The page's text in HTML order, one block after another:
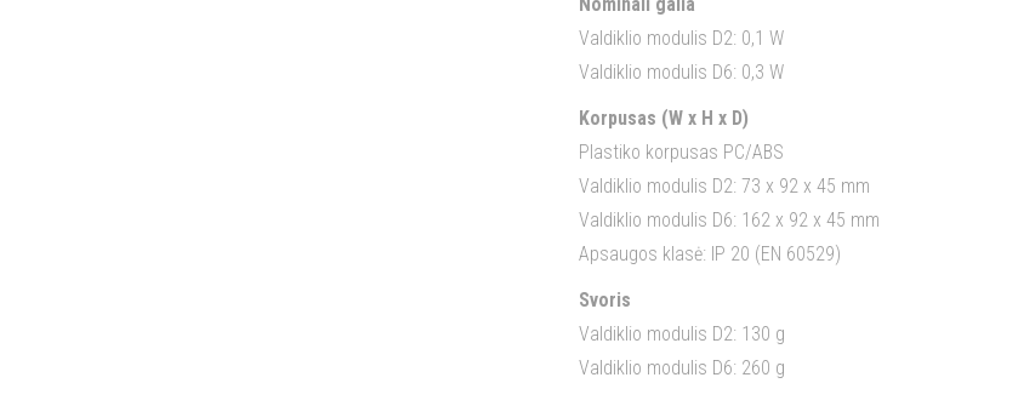
Valdiklio modulis D2: 0,1 W
Valdiklio modulis D6: 0,3 W
Korpusas (W x H x D)
Plastiko korpusas PC/ABS
Valdiklio modulis D2: 73 x 92 x 45 mm
Valdiklio modulis D6: 162 x 92 x 45 mm
Apsaugos klasė: IP 20 (EN 60529)
Svoris
Valdiklio modulis D2: 130 g
Valdiklio modulis D6: 260 g